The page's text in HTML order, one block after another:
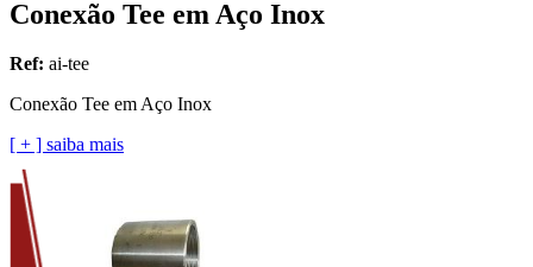
Conexão Tee em Aço Inox
Ref: ai-tee
Conexão Tee em Aço Inox
[ + ] saiba mais